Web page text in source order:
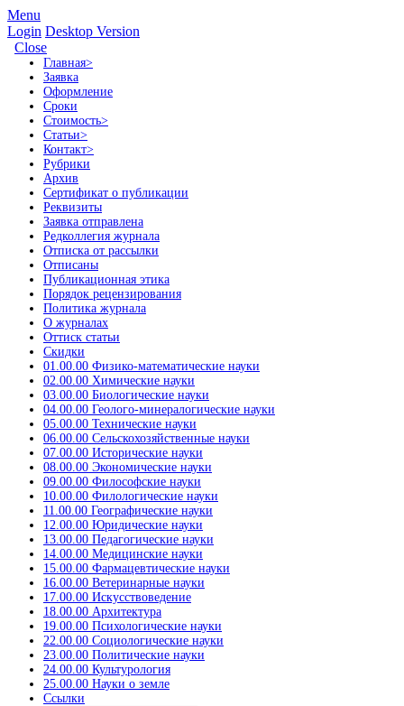
Menu
Login Desktop Version
Close
Главная>
Заявка
Оформление
Сроки
Стоимость>
Статьи>
Контакт>
Рубрики
Архив
Сертификат о публикации
Реквизиты
Заявка отправлена
Редколлегия журнала
Отписка от рассылки
Отписаны
Публикационная этика
Порядок рецензирования
Политика журнала
О журналах
Оттиск статьи
Скидки
01.00.00 Физико-математические науки
02.00.00 Химические науки
03.00.00 Биологические науки
04.00.00 Геолого-минералогические науки
05.00.00 Технические науки
06.00.00 Сельскохозяйственные науки
07.00.00 Исторические науки
08.00.00 Экономические науки
09.00.00 Философские науки
10.00.00 Филологические науки
11.00.00 Географические науки
12.00.00 Юридические науки
13.00.00 Педагогические науки
14.00.00 Медицинские науки
15.00.00 Фармацевтические науки
16.00.00 Ветеринарные науки
17.00.00 Искусствоведение
18.00.00 Архитектура
19.00.00 Психологические науки
22.00.00 Социологические науки
23.00.00 Политические науки
24.00.00 Культурология
25.00.00 Науки о земле
Ссылки